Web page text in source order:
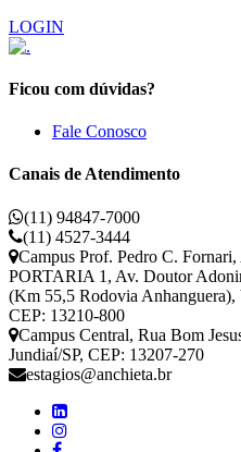
LOGIN
Ficou com dúvidas?
Fale Conosco
Canais de Atendimento
(11) 94847-7000
(11) 4527-3444
Campus Prof. Pedro C.
PORTARIA 1, Av. Doutor
(Km 55,5 Rodovia Anhanguera),
CEP: 13210-800
Campus Central, Rua Bom
Jundiaí/SP, CEP: 13207-270
estagios@anchieta.br